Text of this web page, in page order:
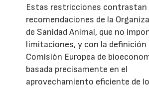
Estas restricciones contrastan
recomendaciones de la
de Sanidad Animal, que no
limitaciones, y con la definición
Comisión Europea de
basada precisamente en el
aprovechamiento eficiente de